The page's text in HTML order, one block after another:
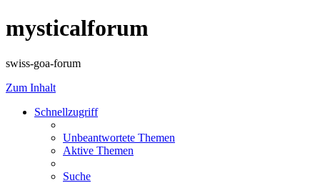
mysticalforum
swiss-goa-forum
Zum Inhalt
Schnellzugriff
Unbeantwortete Themen
Aktive Themen
Suche